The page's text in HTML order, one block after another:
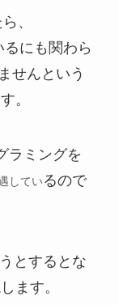
、
にも関わら
せんという
。
ラミングを
しているので
とするとな
ます。